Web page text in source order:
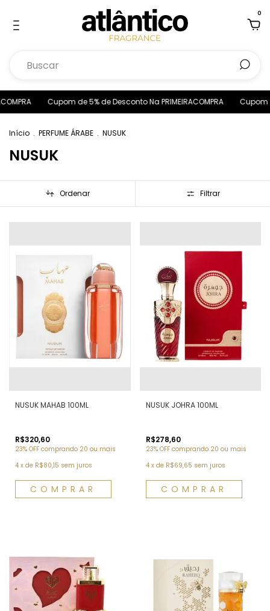
0
Cupom de 5% de Desconto Na PRIMEIRACOMPRA Cupom
Início . PERFUME ÁRABE . NUSUK
NUSUK
Ordenar Filtrar
NUSUK MAHAB 100ML
R$320,60
23% OFF comprando 20 ou mais
4 x de R$80,15 sem juros
NUSUK JOHRA 100ML
R$278,60
23% OFF comprando 20 ou mais
4 x de R$69,65 sem juros